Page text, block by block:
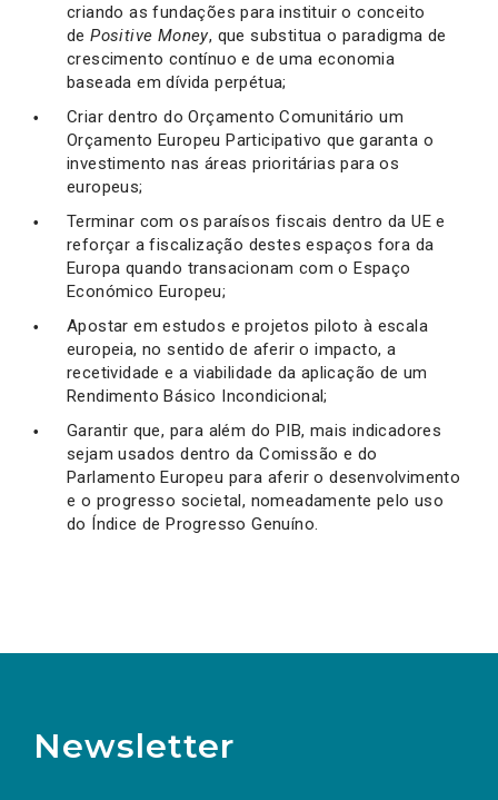
criando as fundações para instituir o conceito
dePositive Money, que substitua o paradigma de
crescimento contínuo e de uma economia
baseada em dívida perpétua;
Criar dentro do Orçamento Comunitário um
Orçamento Europeu Participativo que garanta o
investimento nas áreas prioritárias para os
europeus;
Terminar com os paraísos fiscais dentro da UE e
reforçar a fiscalização destes espaços fora da
Europa quando transacionam com o Espaço
Económico Europeu;
Apostar em estudos e projetos piloto à escala
europeia, no sentido de aferir o impacto, a
recetividade e a viabilidade da aplicação de um
Rendimento Básico Incondicional;
Garantir que, para além do PIB, mais indicadores
sejam usados dentro da Comissão e do
Parlamento Europeu para aferir o desenvolvimento
e o progresso societal, nomeadamente pelo uso
do Índice de Progresso Genuíno.
Newsletter